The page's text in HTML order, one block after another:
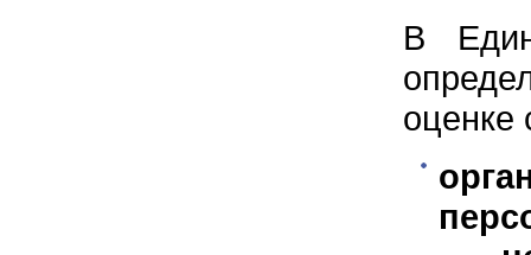
В
оценке